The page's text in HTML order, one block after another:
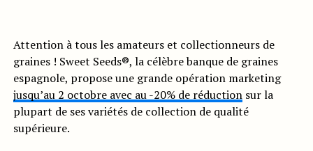
Attention à tous les amateurs et collectionneurs de
graines ! Sweet Seeds®, la célèbre banque de graines
espagnole, propose une grande opération marketing
jusqu’au 2 octobre avec au -20% de réductionsur la
plupart de ses variétés de collection de qualité
supérieure.